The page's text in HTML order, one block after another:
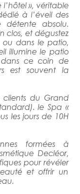
l’hôtel », véritable
à l’éveil des
absolu.
clos, et dégustez
dans le patio,
illumine le patio
dans ce coin de
est souvent la
clients du Grand
le Spa «
les jours de 10H
formées à
Decléor,
pour révéler
et offrir un